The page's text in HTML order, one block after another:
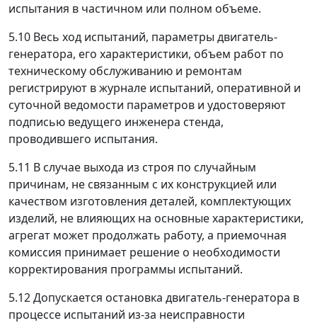
испытания в частичном или полном объеме.
5.10 Весь ход испытаний, параметры двигатель-
генератора, его характеристики, объем работ по
техническому обслуживанию и ремонтам
регистрируют в журнале испытаний, оперативной и
суточной ведомости параметров и удостоверяют
подписью ведущего инженера стенда,
проводившего испытания.
5.11 В случае выхода из строя по случайным
причинам, не связанным с их конструкцией или
качеством изготовления деталей, комплектующих
изделий, не влияющих на основные характеристики,
агрегат может продолжать работу, а приемочная
комиссия принимает решение о необходимости
корректирования программы испытаний.
5.12 Допускается остановка двигатель-генератора в
процессе испытаний из-за неисправности